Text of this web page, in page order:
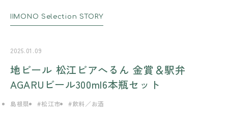
IIMONO Selection STORY
2025.01.09
地ビール 松江ビアへるん 金賞＆駅弁
AGARUビール300ml6本瓶セット
島根県 松江市 飲料／お酒